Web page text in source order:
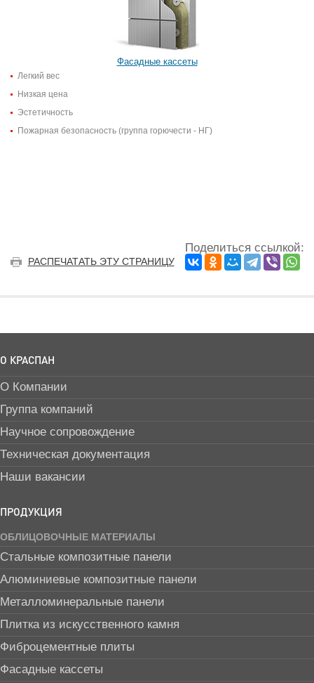
Фасадные кассеты
Легкий вес
Низкая цена
Эстетичность
Пожарная безопасность (группа горючести - НГ)
РАСПЕЧАТАТЬ ЭТУ СТРАНИЦУ
Поделиться ссылкой:
О КРАСПАН
О Компании
Группа компаний
Научное сопровождение
Техническая документация
Наши вакансии
ПРОДУКЦИЯ
ОБЛИЦОВОЧНЫЕ МАТЕРИАЛЫ
Стальные композитные панели
Алюминиевые композитные панели
Металломинеральные панели
Плитка из искусственного камня
Фиброцементные плиты
Фасадные кассеты